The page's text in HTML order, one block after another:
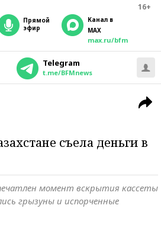
16+
прямой
эфир
Канал в
MAX
max.ru/bfm
Telegram
t.me/BFMnews
съела деньги в
момент вскрытия кассеты
грызуны и испорченные